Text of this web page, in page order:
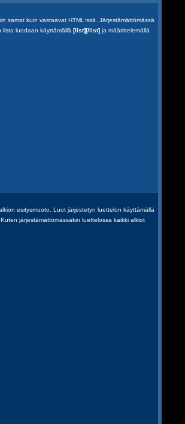
samat kuin vastaavat HTML:ssä. Järjestämättömässä
lista luodaan käyttämällä [list][/list] ja määrittelemällä
esitysmuoto. Luot järjestetyn luettelon käyttämällä
järjestämättömässäkin luettelossa kaikki alkiot